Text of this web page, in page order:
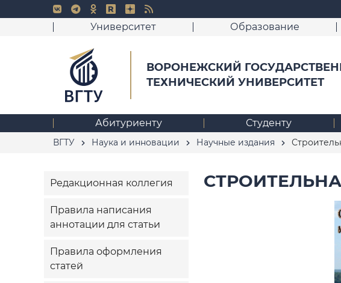
Университет Образование
ВОРОНЕЖСКИЙ
ТЕХНИЧЕСКИЙ УНИВЕРСИТЕТ
Абитуриенту Студенту
ВГТУ Наука и инновации Научные издания
Редакционная коллегия
Правила написания
аннотации для статьи
Правила оформления
статей